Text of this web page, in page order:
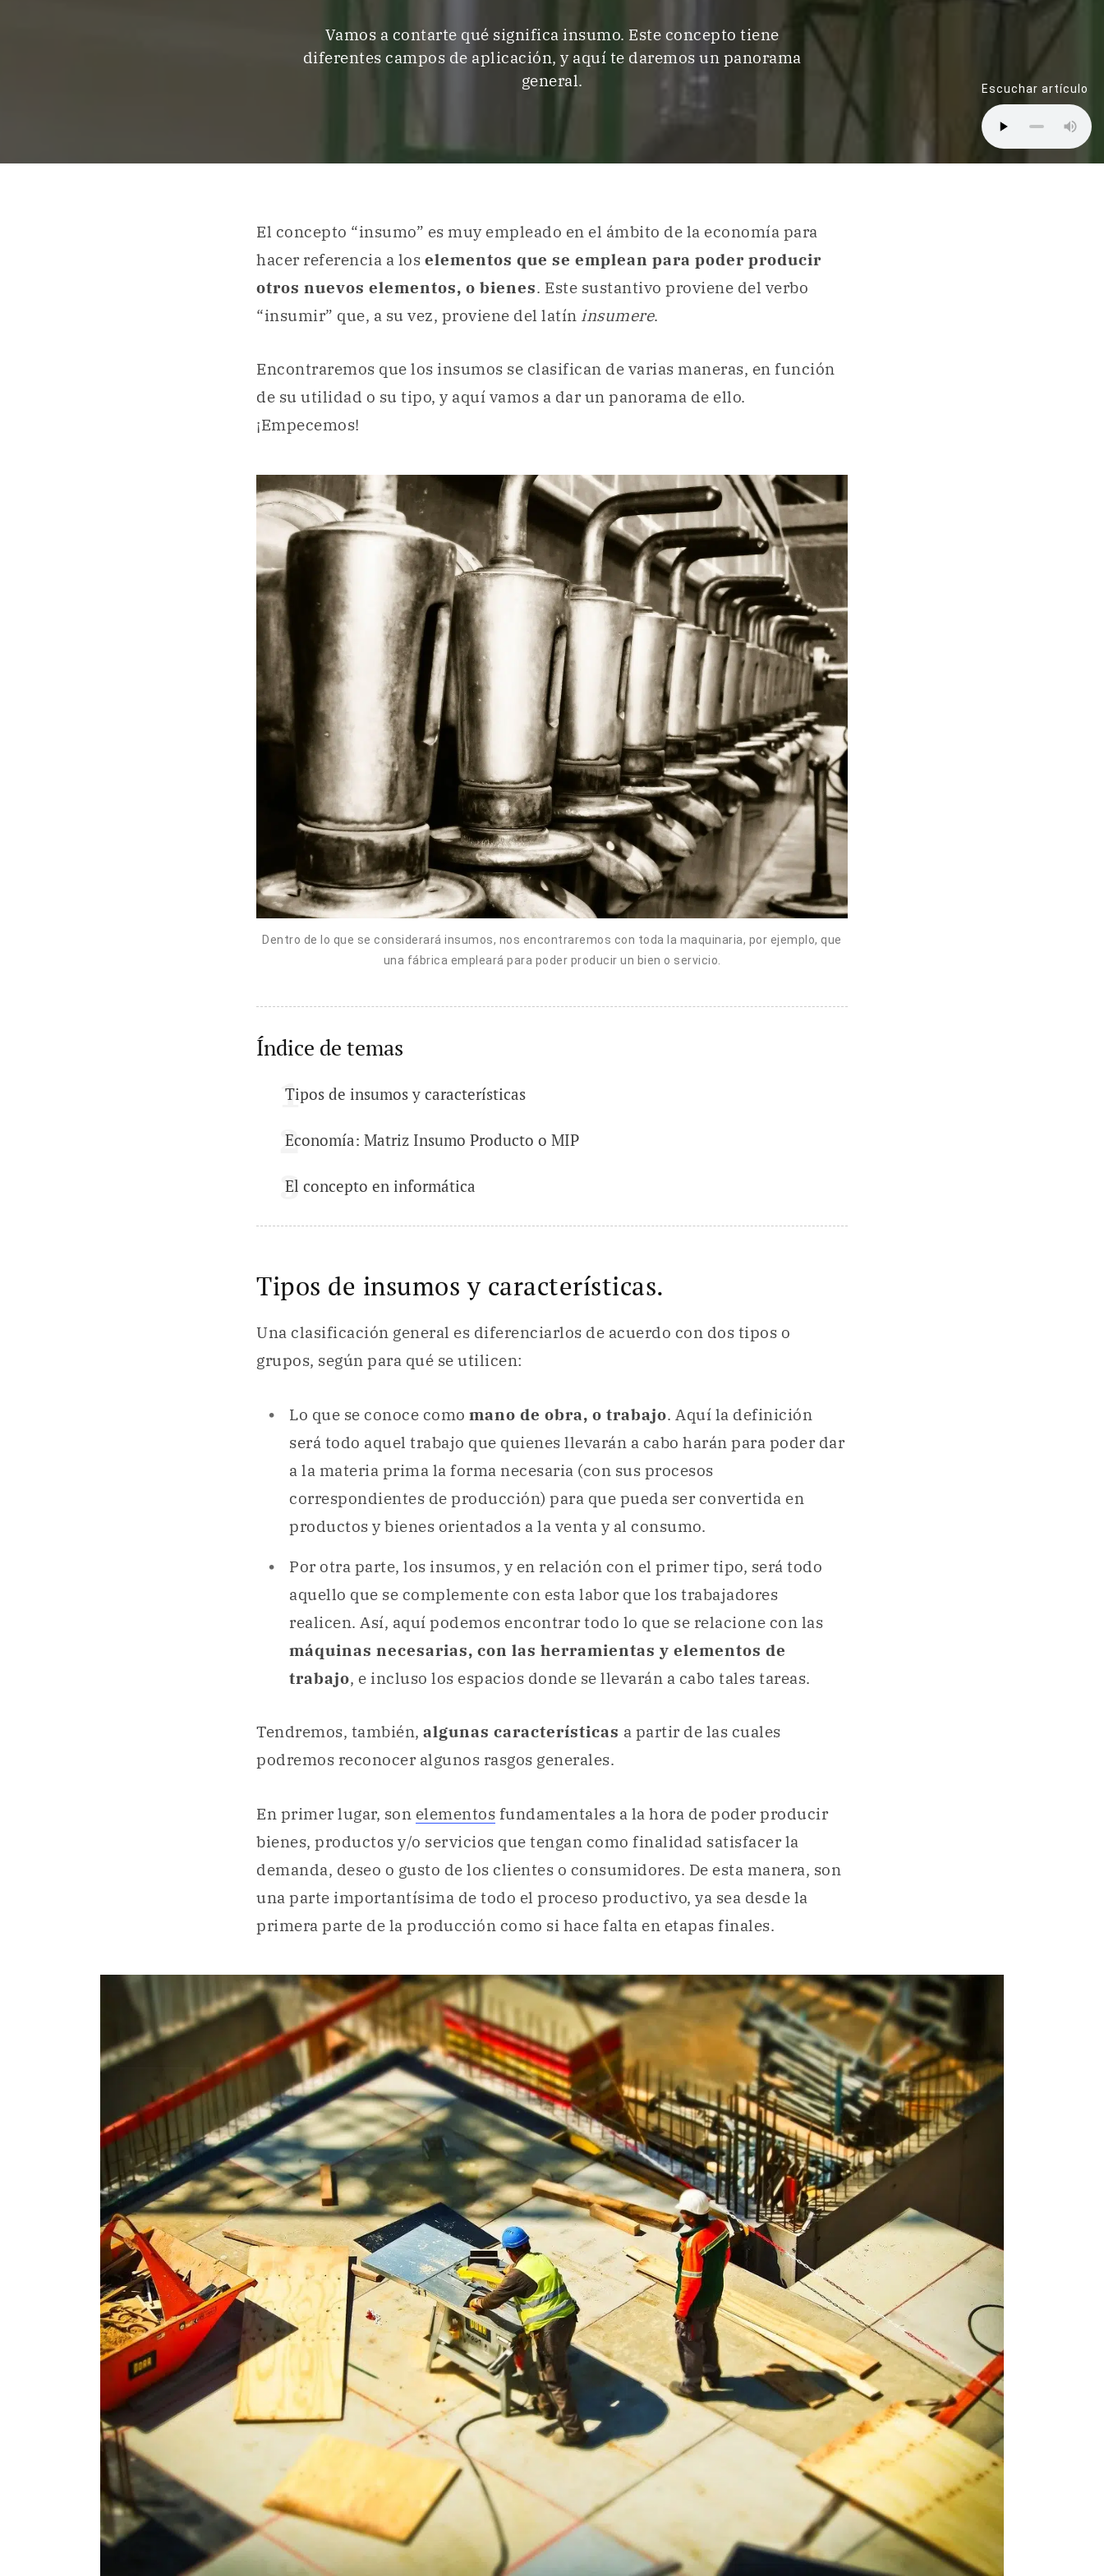
Vamos a contarte qué significa insumo. Este concepto tiene
diferentes campos de aplicación, y aquí te daremos un panorama
general.
Escuchar artículo
El concepto “insumo” es muy empleado en el ámbito de la economía para
hacer referencia a los elementos que se emplean para poder producir
otros nuevos elementos, o bienes. Este sustantivo proviene del verbo
“insumir” que, a su vez, proviene del latín insumere.
Encontraremos que los insumos se clasifican de varias maneras, en función
de su utilidad o su tipo, y aquí vamos a dar un panorama de ello.
¡Empecemos!
Dentro de lo que se considerará insumos, nos encontraremos con toda la maquinaria, por ejemplo, que
una fábrica empleará para poder producir un bien o servicio.
Índice de temas
Tipos de insumos y características
Economía: Matriz Insumo Producto o MIP
El concepto en informática
Tipos de insumos y características.
Una clasificación general es diferenciarlos de acuerdo con dos tipos o
grupos, según para qué se utilicen:
Lo que se conoce como mano de obra, o trabajo. Aquí la definición
será todo aquel trabajo que quienes llevarán a cabo harán para poder dar
a la materia prima la forma necesaria (con sus procesos
correspondientes de producción) para que pueda ser convertida en
productos y bienes orientados a la venta y al consumo.
Por otra parte, los insumos, y en relación con el primer tipo, será todo
aquello que se complemente con esta labor que los trabajadores
realicen. Así, aquí podemos encontrar todo lo que se relacione con las
máquinas necesarias, con las herramientas y elementos de
trabajo, e incluso los espacios donde se llevarán a cabo tales tareas.
Tendremos, también, algunas características a partir de las cuales
podremos reconocer algunos rasgos generales.
En primer lugar, son elementos fundamentales a la hora de poder producir
bienes, productos y/o servicios que tengan como finalidad satisfacer la
demanda, deseo o gusto de los clientes o consumidores. De esta manera, son
una parte importantísima de todo el proceso productivo, ya sea desde la
primera parte de la producción como si hace falta en etapas finales.